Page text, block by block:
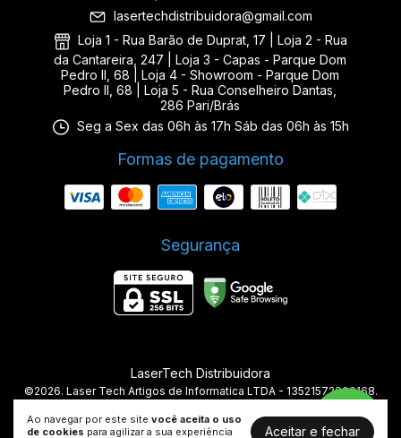
Ao navegar por este site você aceita o uso
de cookies para agilizar a sua experiência Aceitar e fechar
lasertechdistribuidora@gmail.com
Loja 1 - Rua Barão de Duprat, 17 | Loja 2 - Rua
da Cantareira, 247 | Loja 3 - Capas - Parque Dom
Pedro II, 68 | Loja 4 - Showroom - Parque Dom
Pedro II, 68 | Loja 5 - Rua Conselheiro Dantas,
286 Pari/Brás
Seg a Sex das 06h às 17h Sáb das 06h às 15h
Formas de pagamento
Segurança
LaserTech Distribuidora
©2026. Laser Tech Artigos de Informatica LTDA - 13521572000168.